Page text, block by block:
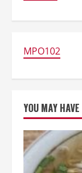
MPO102
YOU MAY